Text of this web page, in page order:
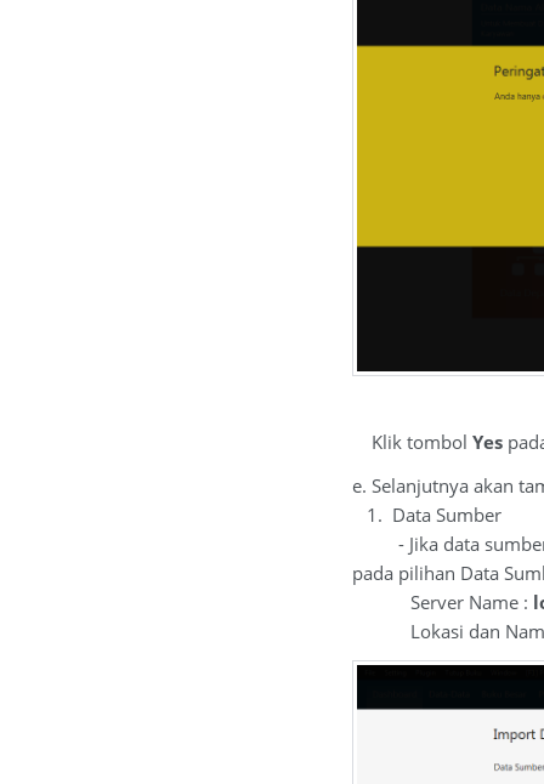
Klik tombol Yes
e. Selanjutnya akan
1. Data Sumber
- Jika data sumber
pada pilihan Data
Server Name :
Lokasi dan Nama